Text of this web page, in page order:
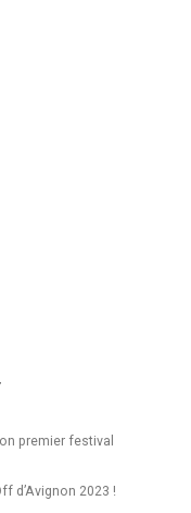
premier festival
d’Avignon 2023 !